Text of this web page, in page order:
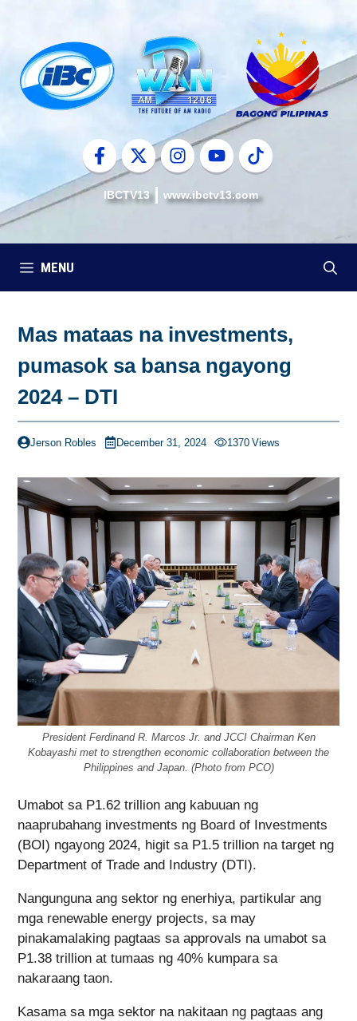
content
IBCTV13 www.ibctv13.com
MENU
Mas mataas na investments,
pumasok sa bansa ngayong
2024 – DTI
Jerson Robles December 31, 2024 1370 Views
President Ferdinand R. Marcos Jr. and JCCI Chairman Ken
Kobayashi met to strengthen economic collaboration between the
Philippines and Japan. (Photo from PCO)
Umabot sa P1.62 trillion ang kabuuan ng
naaprubahang investments ng Board of Investments
(BOI) ngayong 2024, higit sa P1.5 trillion na target ng
Department of Trade and Industry (DTI).
Nangunguna ang sektor ng enerhiya, partikular ang
mga renewable energy projects, sa may
pinakamalaking pagtaas sa approvals na umabot sa
P1.38 trillion at tumaas ng 40% kumpara sa
nakaraang taon.
Kasama sa mga sektor na nakitaan ng pagtaas ang